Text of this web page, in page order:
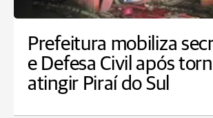
Prefeitura mobiliza
e Defesa Civil após
atingir Piraí do Sul